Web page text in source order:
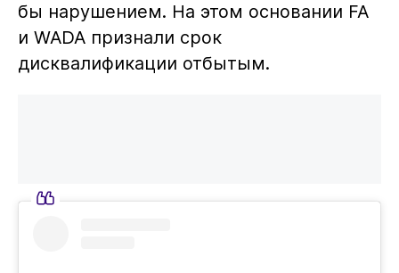
бы нарушением. На этом основании FA
и WADA признали срок
дисквалификации отбытым.